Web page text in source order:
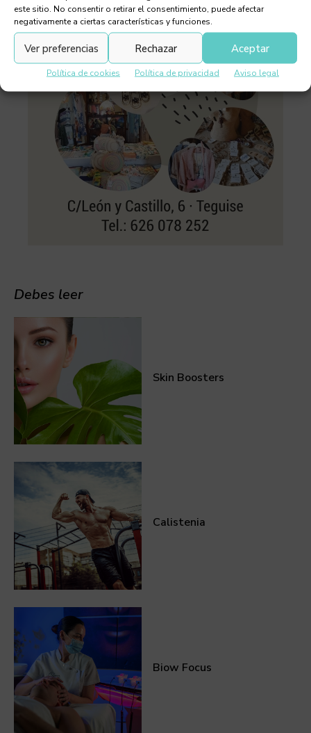
este sitio. No consentir o retirar el consentimiento, puede afectar
negativamente a ciertas características y funciones.
Aceptar
Rechazar
Ver preferencias
Política de cookies Política de privacidad Aviso legal
Debes leer
Skin Boosters
Calistenia
Biow Focus